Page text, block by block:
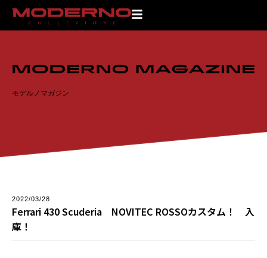
TOP>モデルノマガジン>Ferrari 430 Scuderia NOVITEC ROSSOカスタ
ム！ 入庫！
モデルノマガジン
2022/03/28
Ferrari 430 Scuderia NOVITEC ROSSOカスタム！ 入
庫！